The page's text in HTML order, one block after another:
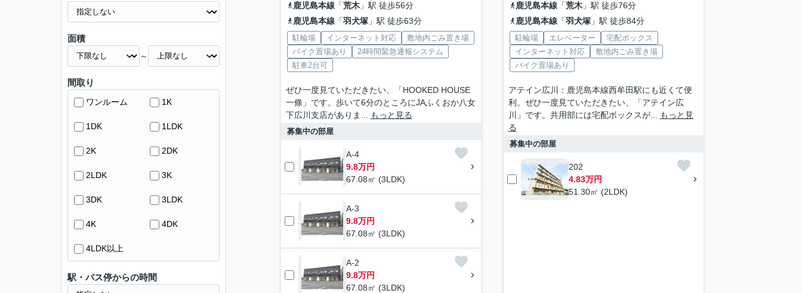
鹿児島本線「荒木」駅 徒歩56分
鹿児島本線「羽犬塚」駅 徒歩63分
駐輪場 インターネット対応
敷地内ごみ置き場
バイク置場あり
24時間緊急通報システム
駐車2台可
ぜひ一度見ていただきたい、「HOOKED HOUSE
一條」です。歩いて6分のところにJAふくおか八女
下広川支店がありま...
もっと見る
募集中の部屋
A-4
9.8万円
67.08㎡ (3LDK)
A-3
9.8万円
67.08㎡ (3LDK)
A-2
9.8万円
67.08㎡ (3LDK)
鹿児島本線「荒木」駅 徒歩76分
鹿児島本線「羽犬塚」駅 徒歩84分
駐輪場 エレベーター
宅配ボックス
インターネット対応
敷地内ごみ置き場
バイク置場あり
アテイン広川：鹿児島本線西牟田駅にも近くて便
利。ぜひ一度見ていただきたい、「アテイン広
川」です。共用部には宅配ボックスが...
もっと見
る
募集中の部屋
202
4.83万円
51.30㎡ (2LDK)
面積
～
間取り
ワンルーム 1K
1DK 1LDK
2K 2DK
2LDK 3K
3DK 3LDK
4K 4DK
4LDK以上
駅・バス停からの時間